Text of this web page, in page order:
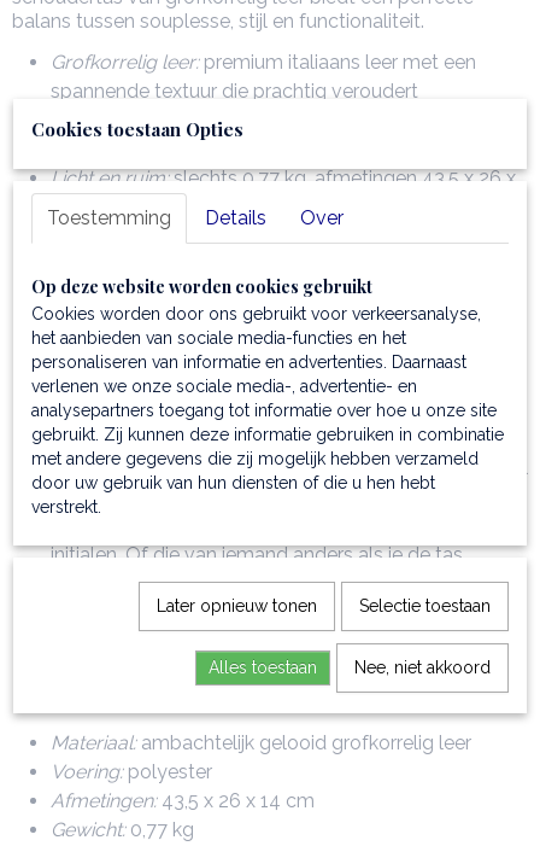
balans tussen souplesse, stijl en functionaliteit.
Grofkorrelig leer:premium italiaans leer met een
spannende textuur die prachtig veroudert
Soepele structuur:flexibel en comfortabel, maar
Licht en ruim:slechts 0,77 kg, afmetingen 43,5 x 26 x
14 cm, in deze tas passen alle A4-documenten
Veelzijdig dragen:
compartiment met ritssluiting, een vak met ritssluiting
en een multifunctioneel open vak
Luxe afwerking:goudkleurige hardware en gold-hot-
stamping van het TL logo
Inclusief stofzak:voor veilige opslag en bescherming
tegen alle invloeden
Duurzame tas:gaat zelfs bij minimaal onderhoud heel
lang mee en wordt steeds mooier
initialen. Of die van iemand anders als je de tas
cadeau doet
Productspecificaties shopper van leer
Materiaal:ambachtelijk gelooid grofkorrelig leer
Voering:polyester
Afmetingen:43,5 x 26 x 14 cm
Gewicht:0,77 kg
Cookies toestaan Opties
Toestemming Details Over
Op deze website worden cookies gebruikt
Cookies worden door ons gebruikt voor verkeersanalyse,
het aanbieden van sociale media-functies en het
personaliseren van informatie en advertenties. Daarnaast
verlenen we onze sociale media-, advertentie- en
analysepartners toegang tot informatie over hoe u onze site
gebruikt. Zij kunnen deze informatie gebruiken in combinatie
met andere gegevens die zij mogelijk hebben verzameld
door uw gebruik van hun diensten of die u hen hebt
verstrekt.
Later opnieuw tonen Selectie toestaan
Alles toestaan Nee, niet akkoord